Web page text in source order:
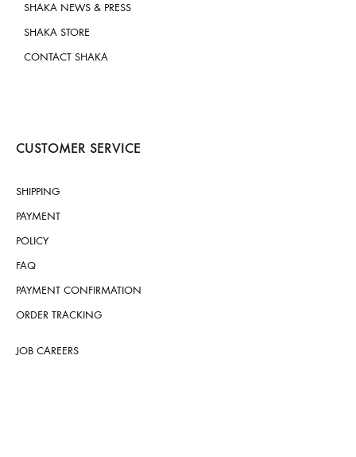
SHAKA NEWS & PRESS
SHAKA STORE
CONTACT SHAKA
CUSTOMER SERVICE
SHIPPING
PAYMENT
POLICY
FAQ
PAYMENT CONFIRMATION
ORDER TRACKING
JOB CAREERS